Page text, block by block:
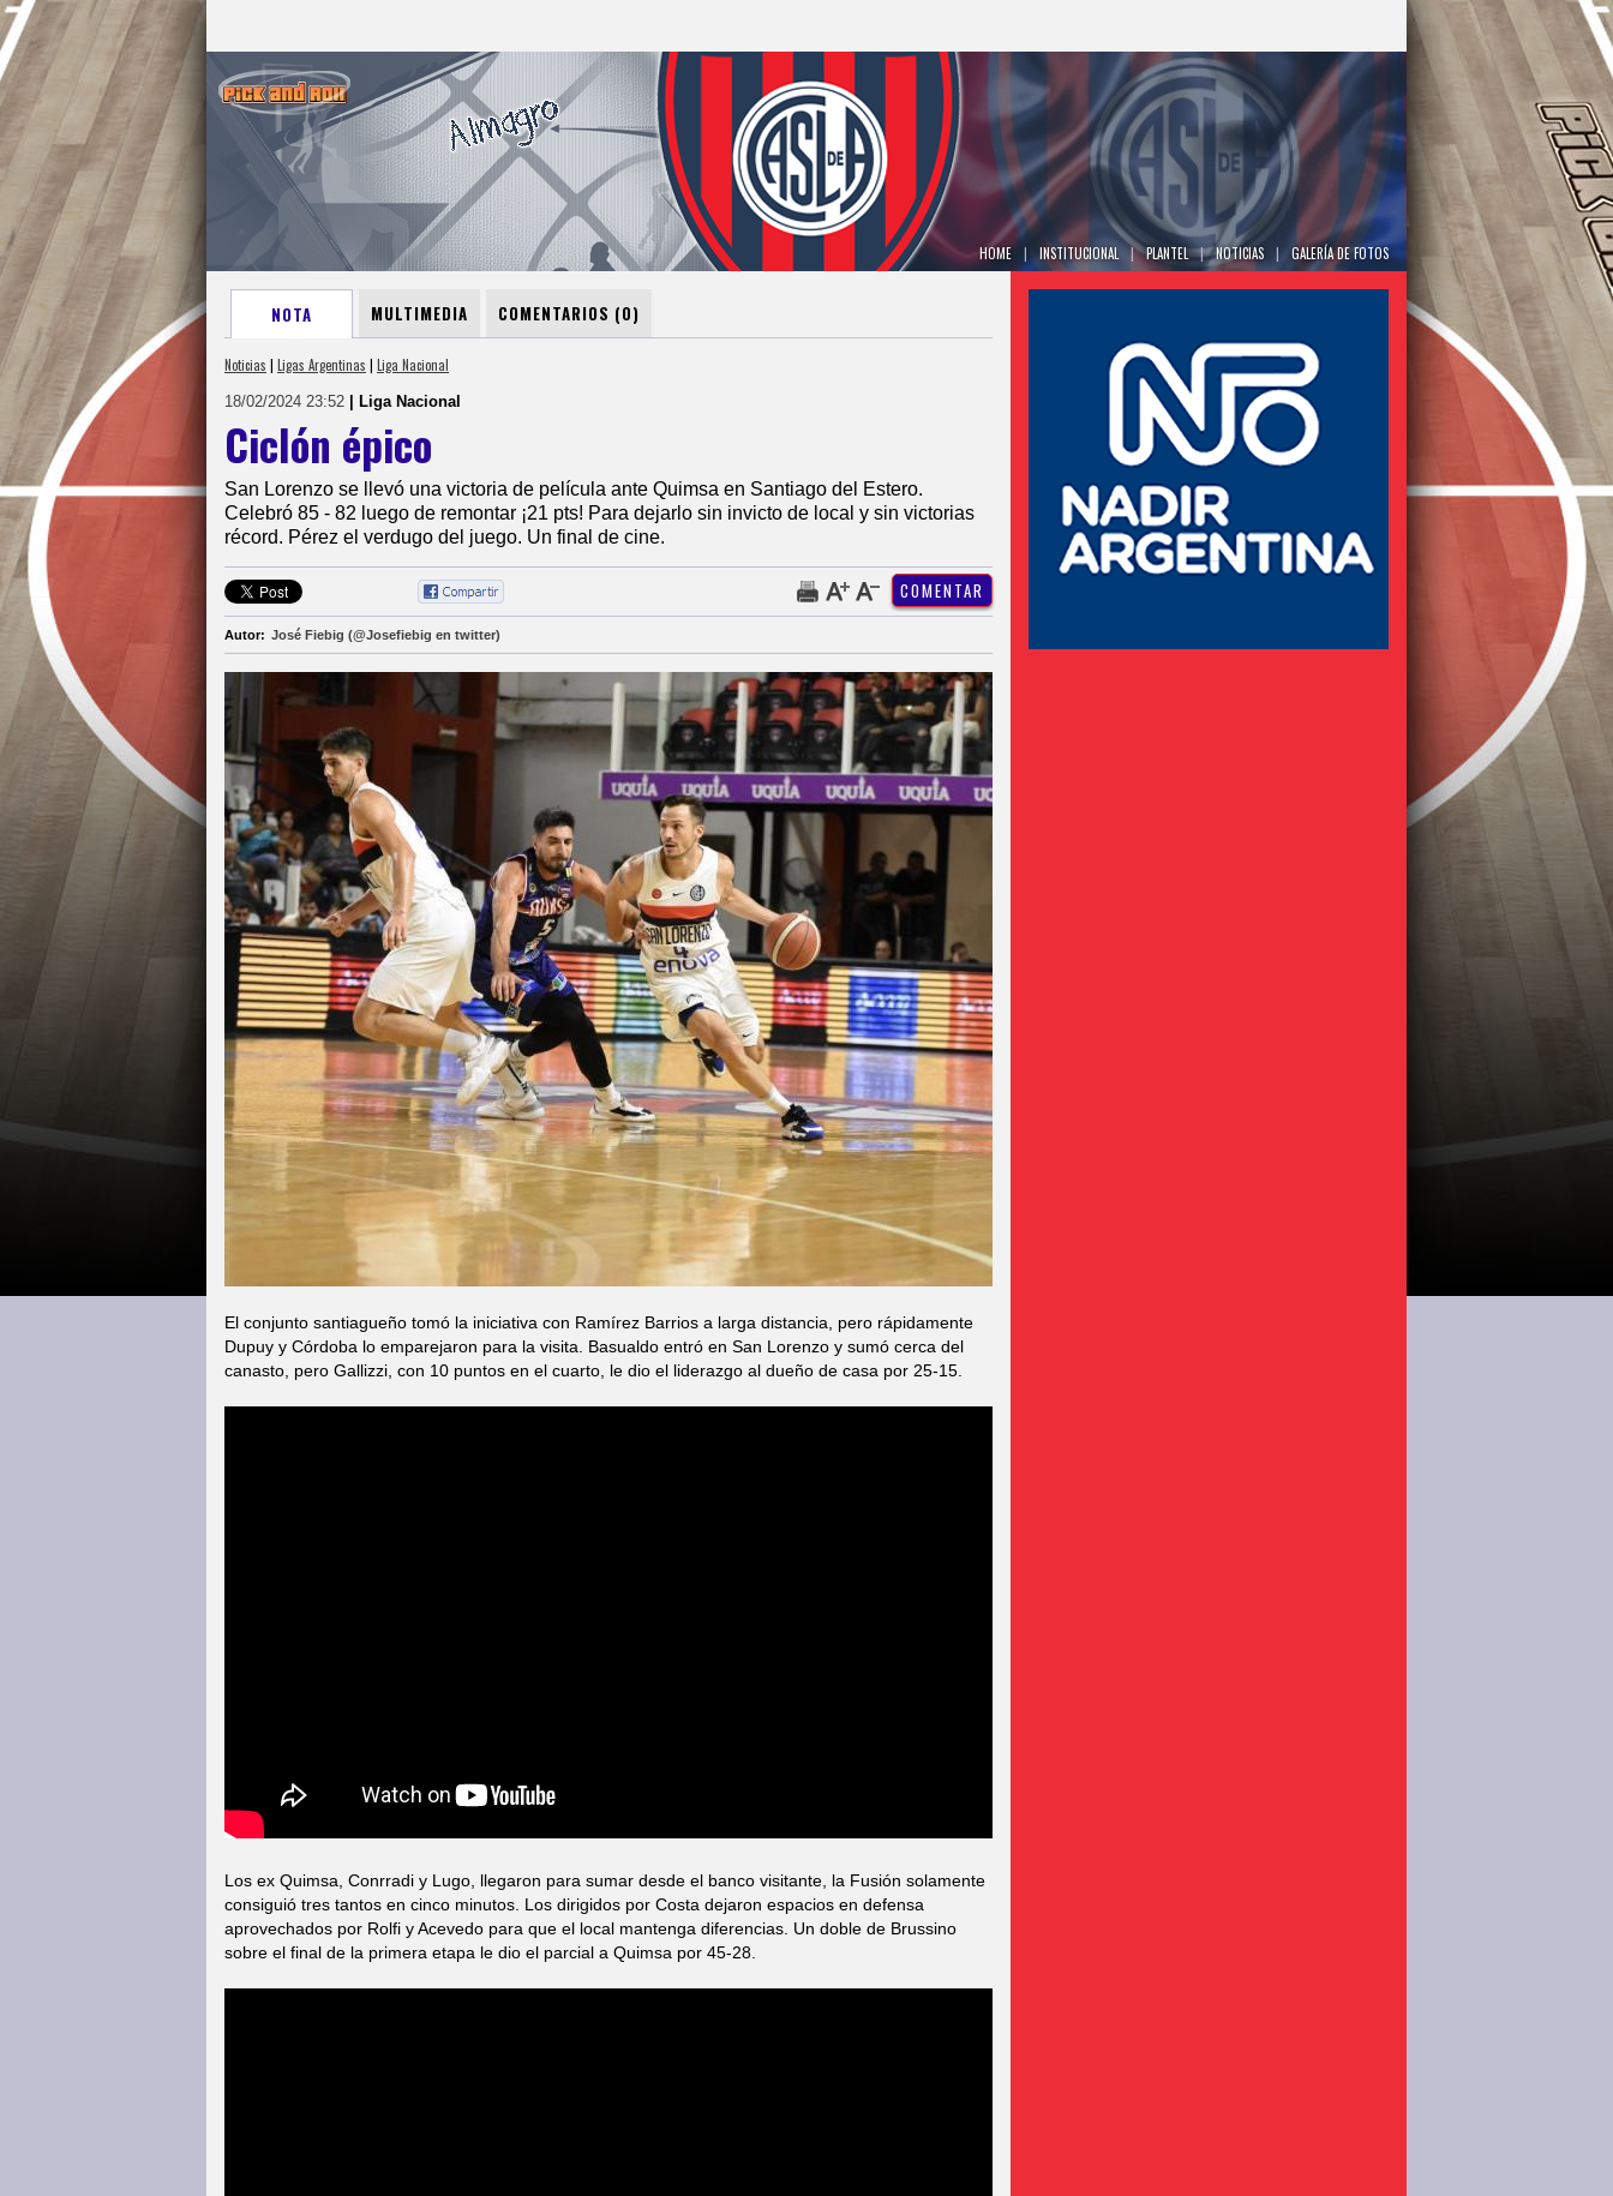
HOME | INSTITUCIONAL | PLANTEL | NOTICIAS | GALERÍA DE FOTOS
NOTA MULTIMEDIA COMENTARIOS (0)
Noticias | Ligas Argentinas | Liga Nacional
18/02/2024 23:52 | Liga Nacional
Ciclón épico
San Lorenzo se llevó una victoria de película ante Quimsa en Santiago del Estero.
Celebró 85 - 82 luego de remontar ¡21 pts! Para dejarlo sin invicto de local y sin victorias
récord. Pérez el verdugo del juego. Un final de cine.
Autor: José Fiebig (@Josefiebig en twitter)
El conjunto santiagueño tomó la iniciativa con Ramírez Barrios a larga distancia, pero rápidamente
Dupuy y Córdoba lo emparejaron para la visita. Basualdo entró en San Lorenzo y sumó cerca del
canasto, pero Gallizzi, con 10 puntos en el cuarto, le dio el liderazgo al dueño de casa por 25-15.
Los ex Quimsa, Conrradi y Lugo, llegaron para sumar desde el banco visitante, la Fusión solamente
consiguió tres tantos en cinco minutos. Los dirigidos por Costa dejaron espacios en defensa
aprovechados por Rolfi y Acevedo para que el local mantenga diferencias. Un doble de Brussino
sobre el final de la primera etapa le dio el parcial a Quimsa por 45-28.